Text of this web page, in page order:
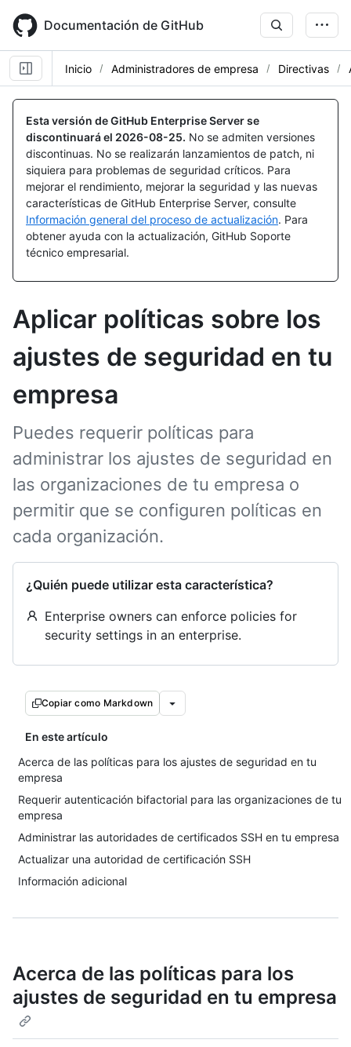
main
content
Documentación de GitHub
Inicio Administradores de empresa Directivas
Esta versión de GitHub Enterprise Server se
discontinuará el 2026-08-25. No se admiten versiones
discontinuas. No se realizarán lanzamientos de patch, ni
siquiera para problemas de seguridad críticos. Para
mejorar el rendimiento, mejorar la seguridad y las nuevas
características de GitHub Enterprise Server, consulte
Información general del proceso de actualización. Para
obtener ayuda con la actualización, GitHub Soporte
técnico empresarial.
Aplicar políticas sobre los
ajustes de seguridad en tu
empresa
Puedes requerir políticas para
administrar los ajustes de seguridad en
las organizaciones de tu empresa o
permitir que se configuren políticas en
cada organización.
¿Quién puede utilizar esta característica?
Enterprise owners can enforce policies for
security settings in an enterprise.
Copiar como Markdown
En este artículo
Acerca de las políticas para los ajustes de seguridad en tu
empresa
Requerir autenticación bifactorial para las organizaciones de tu
empresa
Administrar las autoridades de certificados SSH en tu empresa
Actualizar una autoridad de certificación SSH
Información adicional
Acerca de las políticas para los
ajustes de seguridad en tu empresa